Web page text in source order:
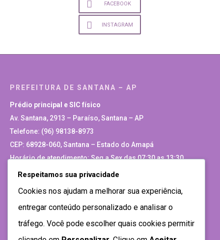
FACEBOOK
INSTAGRAM
PREFEITURA DE SANTANA – AP
Prédio principal e SIC físico
Av. Santana, 2913 – Paraíso, Santana – AP
Telefone: (96) 98138-8973
CEP: 68928-060, Santana – Estado do Amapá
Horário de atendimento: Seg a Sex das 07:30 as 13:30
Site Antigo
Respeitamos sua privacidade
Cookies nos ajudam a melhorar sua experiência,
entregar conteúdo personalizado e analisar o
tráfego. Você pode escolher quais cookies permitir